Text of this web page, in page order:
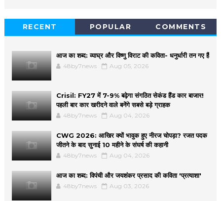
RECENT POPULAR COMMENTS
आज का शब्द: व्याघ्र और विष्णु विराट की कविता- धनुर्धारी तन गए हैं
48by7news Aug 05, 2026
Crisil: FY27 में 7-9% बढ़ेगा संगठित सेकंड हैंड कार बाजार!
पहली बार कार खरीदने वाले बनेंगे सबसे बड़े ग्राहक
48by7news Aug 04, 2026
CWG 2026: आखिर क्यों भावुक हुए नीरज चोपड़ा? रजत पदक
जीतने के बाद सुनाई 10 महीने के संघर्ष की कहानी
48by7news Aug 04, 2026
आज का शब्द: विपंची और जयशंकर प्रसाद की कविता 'प्रत्याशा'
48by7news Aug 03, 2026